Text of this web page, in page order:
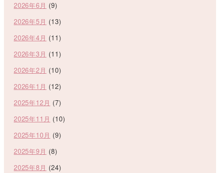
2026年6月 (9)
2026年5月 (13)
2026年4月 (11)
2026年3月 (11)
2026年2月 (10)
2026年1月 (12)
2025年12月 (7)
2025年11月 (10)
2025年10月 (9)
2025年9月 (8)
2025年8月 (24)